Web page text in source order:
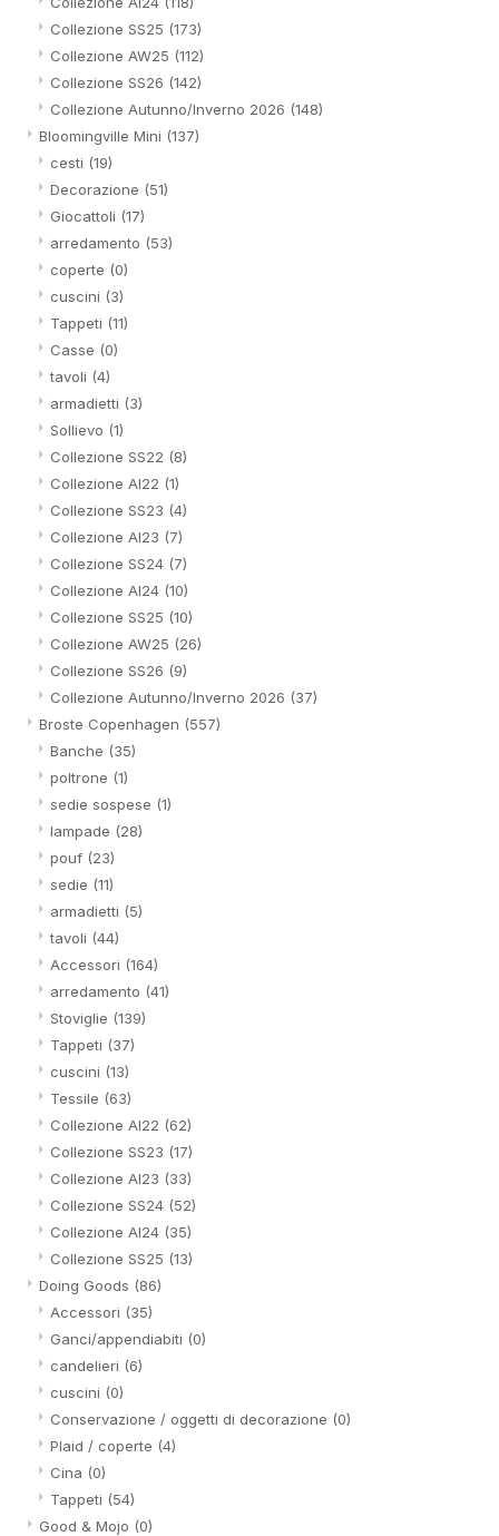
Collezione SS25 (173)
Collezione AW25 (112)
Collezione SS26 (142)
Collezione Autunno/Inverno 2026 (148)
Bloomingville Mini (137)
cesti (19)
Decorazione (51)
Giocattoli (17)
arredamento (53)
coperte (0)
cuscini (3)
Tappeti (11)
Casse (0)
tavoli (4)
armadietti (3)
Sollievo (1)
Collezione SS22 (8)
Collezione AI22 (1)
Collezione SS23 (4)
Collezione AI23 (7)
Collezione SS24 (7)
Collezione AI24 (10)
Collezione SS25 (10)
Collezione AW25 (26)
Collezione SS26 (9)
Collezione Autunno/Inverno 2026 (37)
Broste Copenhagen (557)
Banche (35)
poltrone (1)
sedie sospese (1)
lampade (28)
pouf (23)
sedie (11)
armadietti (5)
tavoli (44)
Accessori (164)
arredamento (41)
Stoviglie (139)
Tappeti (37)
cuscini (13)
Tessile (63)
Collezione AI22 (62)
Collezione SS23 (17)
Collezione AI23 (33)
Collezione SS24 (52)
Collezione AI24 (35)
Collezione SS25 (13)
Doing Goods (86)
Accessori (35)
Ganci/appendiabiti (0)
candelieri (6)
cuscini (0)
Conservazione / oggetti di decorazione (0)
Plaid / coperte (4)
Cina (0)
Tappeti (54)
Good & Mojo (0)